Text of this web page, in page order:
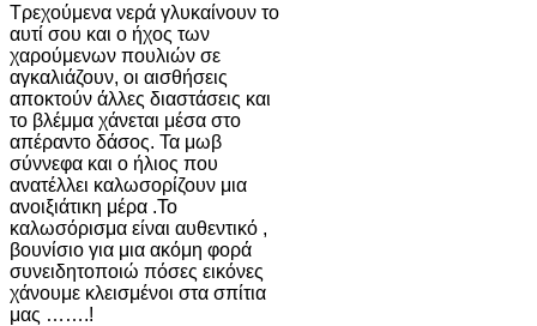
Τρεχούμενα νερά γλυκαίνουν το
αυτί σου και ο ήχος των
χαρούμενων πουλιών σε
αγκαλιάζουν, οι αισθήσεις
αποκτούν άλλες διαστάσεις και
το βλέμμα χάνεται μέσα στο
απέραντο δάσος. Τα μωβ
σύννεφα και ο ήλιος που
ανατέλλει καλωσορίζουν μια
ανοιξιάτικη μέρα .Το
καλωσόρισμα είναι αυθεντικό ,
βουνίσιο για μια ακόμη φορά
συνειδητοποιώ πόσες εικόνες
χάνουμε κλεισμένοι στα σπίτια
μας …….!